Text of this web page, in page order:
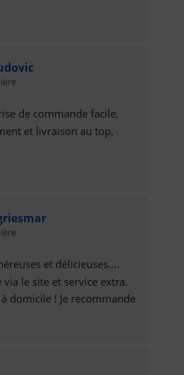
de commande facile,
et livraison au top,
et délicieuses....
le site et service extra.
domicile ! Je recommande